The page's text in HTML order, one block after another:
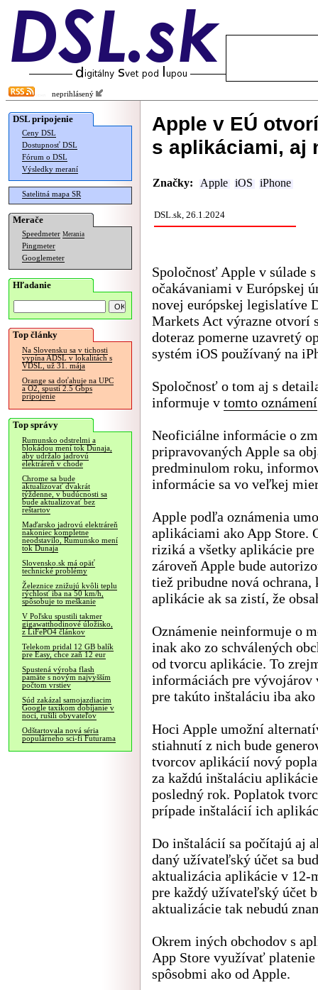
neprihlásený
DSL pripojenie
Ceny DSL
Dostupnosť DSL
Fórum o DSL
Výsledky meraní
Satelitná mapa SR
Merače
Speedmeter Merania
Pingmeter
Googlemeter
Hľadanie
Top články
Na Slovensku sa v tichosti
vypína ADSL v lokalitách s
VDSL, už 31. mája
Orange sa doťahuje na UPC
a O2, spustí 2.5 Gbps
pripojenie
Top správy
Rumunsko odstrelmi a
blokádou mení tok Dunaja,
aby udržalo jadrovú
elektráreň v chode
Chrome sa bude
aktualizovať dvakrát
týždenne, v budúcnosti sa
bude aktualizovať bez
reštartov
Maďarsko jadrovú elektráreň
nakoniec kompletne
neodstavilo, Rumunsko mení
tok Dunaja
Slovensko.sk má opäť
technické problémy
Železnice znižujú kvôli teplu
rýchlosť iba na 50 km/h,
spôsobuje to meškanie
V Poľsku spustili takmer
gigawatthodinové úložisko,
z LiFePO4 článkov
Telekom pridal 12 GB balík
pre Easy, chce zaň 12 eur
Spustená výroba flash
pamäte s novým najvyšším
počtom vrstiev
Súd zakázal samojazdiacim
Google taxíkom dobíjanie v
noci, rušili obyvateľov
Odštartovala nová séria
populárneho sci-fi Futurama
Apple v EÚ
s aplikáciami, aj
Značky: Apple iOS iPhone
DSL.sk, 26.1.2024
Spoločnosť Apple v súlade s
očakávaniami v Európskej
novej európskej legislatíve
Markets Act výrazne otvorí
doteraz pomerne uzavretý
systém iOS používaný na
Spoločnosť o tom aj s
informuje v tomto oznámení
Neoficiálne informácie o
pripravovaných Apple sa
predminulom roku,
informácie sa vo veľkej
Apple podľa oznámenia
aplikáciami ako App Store.
riziká a všetky aplikácie
zároveň Apple bude
tiež pribudne nová
aplikácie ak sa zistí, že
Oznámenie neinformuje o
inak ako zo schválených
od tvorcu aplikácie. To
informáciách pre
pre takúto inštaláciu iba
Hoci Apple umožní
stiahnutí z nich bude
tvorcov aplikácií nový
za každú inštaláciu
posledný rok. Poplatok
prípade inštalácií ich
Do inštalácií sa počítajú aj
daný užívateľský účet sa
aktualizácia aplikácie v 12-
pre každý užívateľský účet
aktualizácie tak nebudú
Okrem iných obchodov s
App Store využívať
spôsobmi ako od Apple.